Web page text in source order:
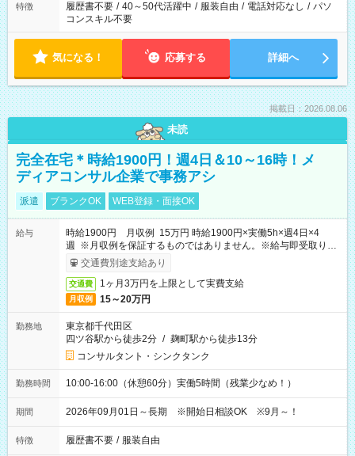
特徴 履歴書不要 / 40～50代活躍中 / 服装自由 / 電話対応なし / パソ
コンスキル不要
気になる！ 応募する 詳細へ
掲載日：2026.08.06
未読
完全在宅＊時給1900円！週4日＆10～16時！メ
ディアコンサル企業で事務アシ
派遣 ブランクOK WEB登録・面接OK
給与
時給1900円 月収例 15万円 時給1900円×実働5h×週4日×4
週 ※月収例を保証するものではありません。※給与即受取りサ
ービス利用可（利用条件有）
交通費別途支給あり
交通費 1ヶ月3万円を上限として実費支給
月収例 15～20万円
勤務地
東京都千代田区
四ツ谷駅から徒歩2分 / 麹町駅から徒歩13分
コンサルタント・シンクタンク
勤務時間 10:00-16:00（休憩60分）実働5時間（残業少なめ！）
期間 2026年09月01日～長期 ※開始日相談OK ※9月～！
特徴 履歴書不要 / 服装自由